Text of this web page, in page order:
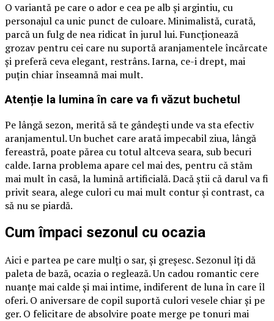
O variantă pe care o ador e cea pe alb și argintiu, cu
personajul ca unic punct de culoare. Minimalistă, curată,
parcă un fulg de nea ridicat în jurul lui. Funcționează
grozav pentru cei care nu suportă aranjamentele încărcate
și preferă ceva elegant, restrâns. Iarna, ce-i drept, mai
puțin chiar înseamnă mai mult.
Atenție la lumina în care va fi văzut buchetul
Pe lângă sezon, merită să te gândești unde va sta efectiv
aranjamentul. Un buchet care arată impecabil ziua, lângă
fereastră, poate părea cu totul altceva seara, sub becuri
calde. Iarna problema apare cel mai des, pentru că stăm
mai mult în casă, la lumină artificială. Dacă știi că darul va fi
privit seara, alege culori cu mai mult contur și contrast, ca
să nu se piardă.
Cum împaci sezonul cu ocazia
Aici e partea pe care mulți o sar, și greșesc. Sezonul îți dă
paleta de bază, ocazia o reglează. Un cadou romantic cere
nuanțe mai calde și mai intime, indiferent de luna în care îl
oferi. O aniversare de copil suportă culori vesele chiar și pe
ger. O felicitare de absolvire poate merge pe tonuri mai